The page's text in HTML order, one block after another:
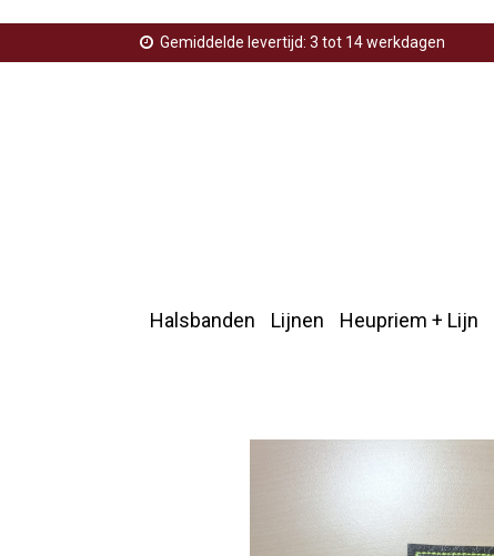
Gemiddelde levertijd: 3 tot 14 werkdagen
Halsbanden Lijnen Heupriem + Lijn